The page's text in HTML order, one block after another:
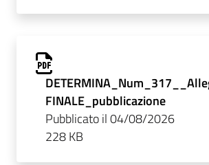
FINALE_pubblicazione
Pubblicato il 04/08/2026
228 KB